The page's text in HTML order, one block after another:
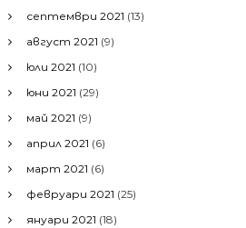
септември 2021 (13)
август 2021 (9)
юли 2021 (10)
юни 2021 (29)
май 2021 (9)
април 2021 (6)
март 2021 (6)
февруари 2021 (25)
януари 2021 (18)